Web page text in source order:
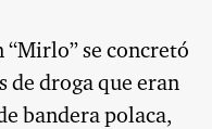
“Mirlo” se concretó
de droga que eran
bandera polaca,